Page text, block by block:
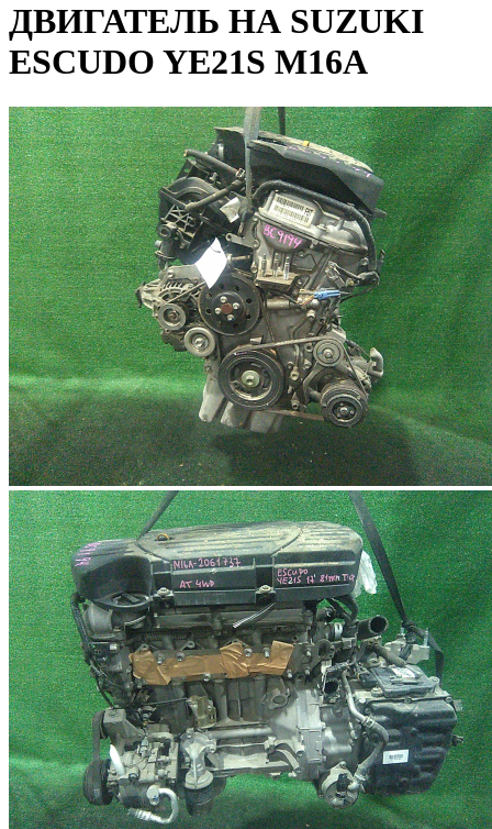
ДВИГАТЕЛЬ НА SUZUKI
ESCUDO YE21S M16A